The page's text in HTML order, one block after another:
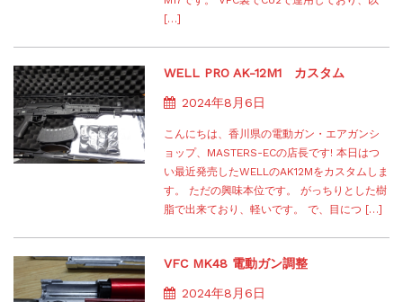
[…]
WELL PRO AK-12M1 カスタム
2024年8月6日
こんにちは、香川県の電動ガン・エアガンシ
ョップ、MASTERS-ECの店長です! 本日はつ
い最近発売したWELLのAK12Mをカスタムしま
す。 ただの興味本位です。 がっちりとした樹
脂で出来ており、軽いです。 で、目につ […]
VFC MK48 電動ガン調整
2024年8月6日